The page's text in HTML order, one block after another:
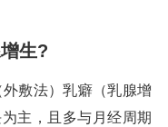
生?
敷法）乳癖（乳腺增
主，且多与月经周期